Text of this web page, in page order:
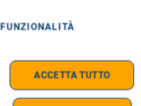
SEGUICI SU
FUNZIONALITÀ
ACCETTA TUTTO